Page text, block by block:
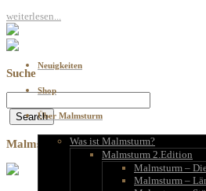
Neuigkeiten
Shop
Über Malmsturm
Was ist Malmsturm?
Malmsturm 2.Edition
Malmsturm –
Malmsturm –
weiterlesen...
Suche
Malmsturm kaufen